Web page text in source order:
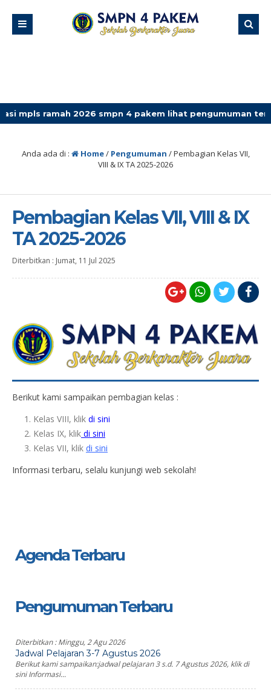
2026 smpn 4 pakem lihat pengumuman terbaru
Anda ada di : Home/ Pengumuman /Pembagian Kelas VII,
VIII & IX TA 2025-2026
Pembagian Kelas VII, VIII & IX
TA 2025-2026
Diterbitkan : Jumat, 11 Jul 2025
Berikut kami sampaikan pembagian kelas :
Kelas VIII, klik di sini
Kelas IX, klik di sini
Kelas VII, klik di sini
Informasi terbaru, selalu kunjungi web sekolah!
Agenda Terbaru
Pengumuman Terbaru
Diterbitkan :Minggu, 2 Agu 2026
Jadwal Pelajaran 3-7 Agustus 2026
Berikut kami sampaikan:jadwal pelajaran 3 s.d. 7 Agustus 2026, klik di
sini Informasi...